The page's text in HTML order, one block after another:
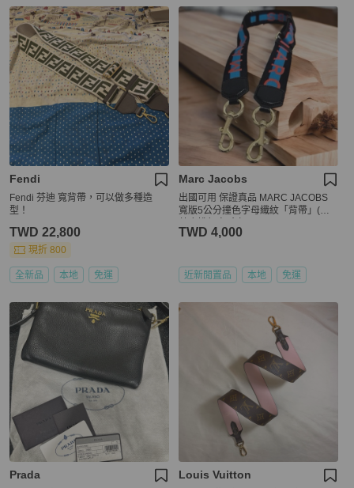
Fendi
Fendi 芬迪 寬背帶，可以做多種造
型！
TWD 22,800
現折 800
全新品 本地 免運
Marc Jacobs
出國可用 保證真品 MARC JACOBS
寬版5公分撞色字母織紋「背帶」(黑
TWD 4,000
近新閒置品 本地 免運
Prada Louis Vuitton